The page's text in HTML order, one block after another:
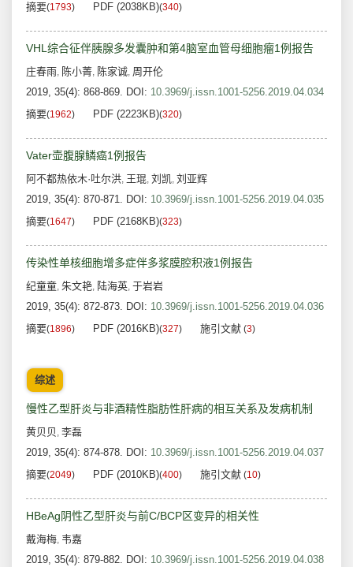
摘要(1793) PDF (2038KB)(340)
VHL综合征伴胰腺多发囊肿和第4脑室血管母细胞瘤1例报告
庄春雨, 陈小菁, 陈家诚, 周开伦
2019, 35(4): 868-869. DOI: 10.3969/j.issn.1001-5256.2019.04.034
摘要(1962) PDF (2223KB)(320)
Vater壶腹腺鳞癌1例报告
阿不都热依木·吐尔洪, 王琨, 刘凯, 刘亚辉
2019, 35(4): 870-871. DOI: 10.3969/j.issn.1001-5256.2019.04.035
摘要(1647) PDF (2168KB)(323)
传染性单核细胞增多症伴多浆膜腔积液1例报告
纪童童, 朱文艳, 陆海英, 于岩岩
2019, 35(4): 872-873. DOI: 10.3969/j.issn.1001-5256.2019.04.036
摘要(1896) PDF (2016KB)(327) 施引文献 (3)
综述
慢性乙型肝炎与非酒精性脂肪性肝病的相互关系及发病机制
黄贝贝 , 李磊
2019, 35(4): 874-878. DOI: 10.3969/j.issn.1001-5256.2019.04.037
摘要(2049) PDF (2010KB)(400) 施引文献 (10)
HBeAg阴性乙型肝炎与前C/BCP区变异的相关性
戴海梅, 韦嘉
2019, 35(4): 879-882. DOI: 10.3969/j.issn.1001-5256.2019.04.038